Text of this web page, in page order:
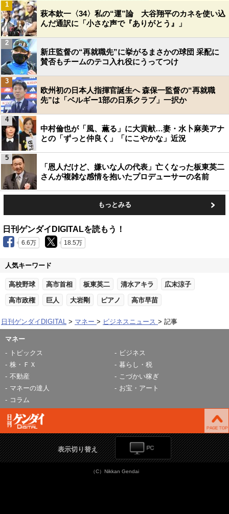
萩本欽一〈34〉私の“運”論 大谷翔平のカネを使い込
んだ通訳に「小さな声で『ありがとう』」
1
新庄監督の“再就職先”に挙がるまさかの球団 采配に
賛否もチームのテコ入れ役にうってつけ
2
欧州初の日本人指揮官誕生へ 森保一監督の“再就職
先”は「ベルギー1部の日系クラブ」一択か
3
中村倫也が「風、薫る」に大貢献…妻・水卜麻美アナ
との「ずっと仲良く」「にこやかな」近況
4
「恩人だけど、嫌いな人の代表」亡くなった板東英二
さんが複雑な感情を抱いたプロデューサーの名前
5
もっとみる
日刊ゲンダイDIGITALを読もう！
6.6万 18.5万
人気キーワード
高校野球 高市首相 板東英二 清水アキラ 広末涼子
高市政権 巨人 大岩剛 ピアノ 高市早苗
日刊ゲンダイDIGITAL マネー ビジネスニュース 記事
マネー
トピックス
ビジネス
株・ＦＸ
暮らし・税
不動産
こづかい稼ぎ
マネーの達人
お宝・アート
コラム
表示切り替え
（C）Nikkan Gendai